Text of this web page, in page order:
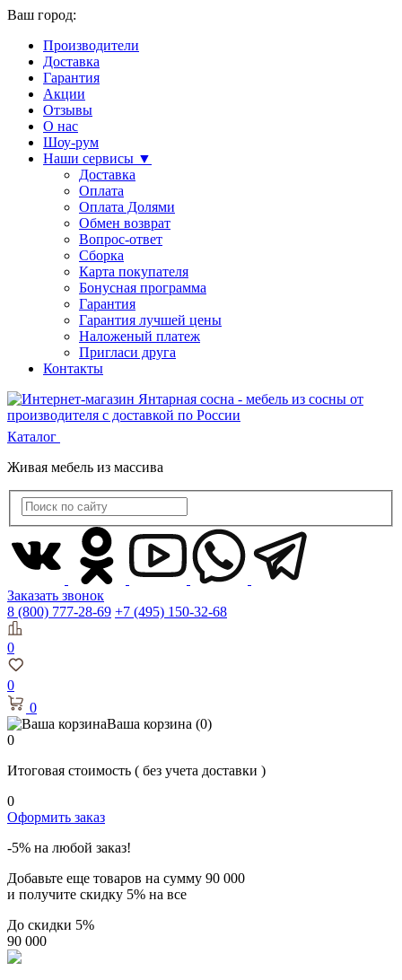
Ваш город:
Производители
Доставка
Гарантия
Акции
Отзывы
О нас
Шоу-рум
Наши сервисы ▼
Доставка
Оплата
Оплата Долями
Обмен возврат
Вопрос-ответ
Сборка
Карта покупателя
Бонусная программа
Гарантия
Гарантия лучшей цены
Наложеный платеж
Пригласи друга
Контакты
Каталог
Живая мебель из массива
Заказать звонок
8 (800) 777-28-69 +7 (495) 150-32-68
0
0
0
Ваша корзина (0)
0
Итоговая стоимость ( без учета доставки )
0
Оформить заказ
-5% на любой заказ!
Добавьте еще товаров на сумму 90 000
и получите скидку 5% на все
До скидки 5%
90 000